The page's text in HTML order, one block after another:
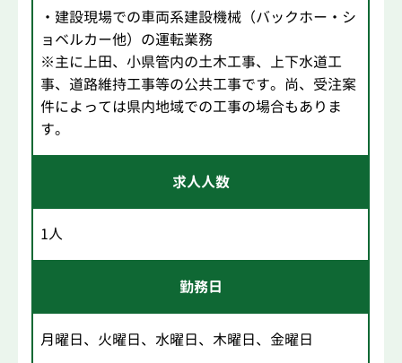
・建設現場での車両系建設機械（バックホー・シ
ョベルカー他）の運転業務
※主に上田、小県管内の土木工事、上下水道工
事、道路維持工事等の公共工事です。尚、受注案
件によっては県内地域での工事の場合もありま
す。
求人人数
1人
勤務日
月曜日、火曜日、水曜日、木曜日、金曜日